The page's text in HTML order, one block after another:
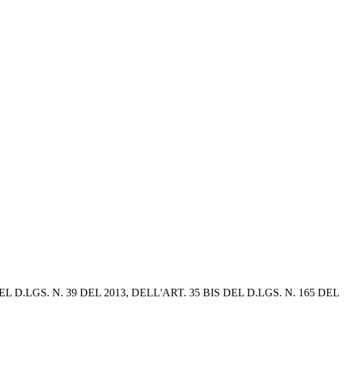
N. 39 DEL 2013, DELL'ART. 35 BIS DEL D.LGS. N. 165 DEL